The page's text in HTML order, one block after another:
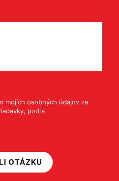
mojích osobných údajov za
podľa
OTÁZKU